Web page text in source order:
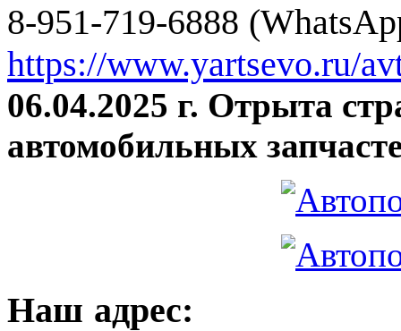
8-951-719-6888
https://www.yartsevo.ru/
06.04.2025 г. Отрыта
автомобильных
Наш адрес: